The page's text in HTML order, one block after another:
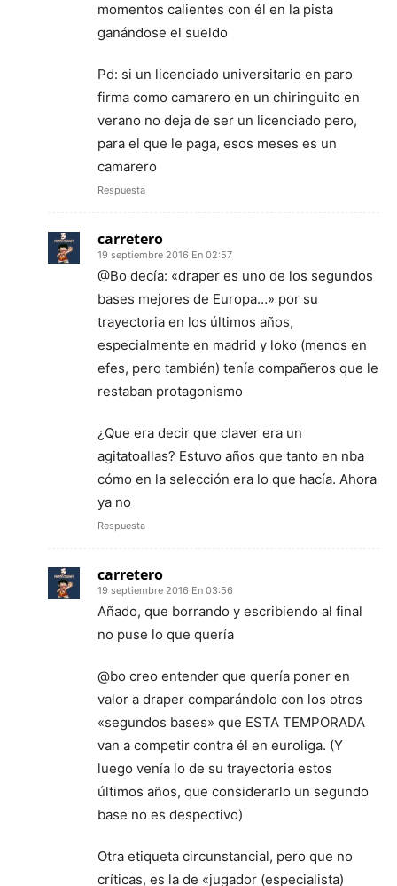
momentos calientes con él en la pista
ganándose el sueldo
Pd: si un licenciado universitario en paro
firma como camarero en un chiringuito en
verano no deja de ser un licenciado pero,
para el que le paga, esos meses es un
camarero
Respuesta
carretero
19 septiembre 2016 En 02:57
@Bo decía: «draper es uno de los segundos
bases mejores de Europa…» por su
trayectoria en los últimos años,
especialmente en madrid y loko (menos en
efes, pero también) tenía compañeros que le
restaban protagonismo
¿Que era decir que claver era un
agitatoallas? Estuvo años que tanto en nba
cómo en la selección era lo que hacía. Ahora
ya no
Respuesta
carretero
19 septiembre 2016 En 03:56
Añado, que borrando y escribiendo al final
no puse lo que quería
@bo creo entender que quería poner en
valor a draper comparándolo con los otros
«segundos bases» que ESTA TEMPORADA
van a competir contra él en euroliga. (Y
luego venía lo de su trayectoria estos
últimos años, que considerarlo un segundo
base no es despectivo)
Otra etiqueta circunstancial, pero que no
críticas, es la de «jugador (especialista)